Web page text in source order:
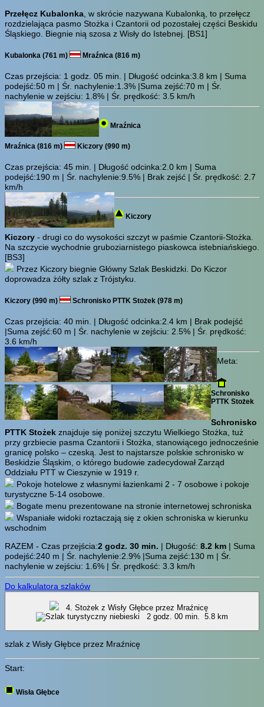
Przełęcz Kubalonka , w skrócie nazywana Kubalonką, to przełęcz
rozdzielająca pasmo Stożka i Czantorii od pozostałej części Beskidu
Śląskiego. Biegnie nią szosa z Wisły do Istebnej. [BS1]
Kubalonka (761 m) Mraźnica (816 m)
Czas przejścia: 1 godz. 05 min.
| Długość odcinka:3.8 km | Suma
podejść:50 m | Śr. nachylenie:1.3% |Suma zejść:70 m | Śr.
nachylenie w zejściu: 1.8% | Śr. prędkość: 3.5 km/h
Mraźnica
Mraźnica (816 m) Kiczory (990 m)
Czas przejścia: 45 min.
| Długość odcinka:2.0 km | Suma
podejść:190 m | Śr. nachylenie:9.5% | Brak zejść | Śr. prędkość: 2.7
km/h
Kiczory
Kiczory - drugi co do wysokości szczyt w paśmie Czantorii-Stożka.
Na szczycie wychodnie gruboziarnistego piaskowca istebniańskiego.
[BS3]
Przez Kiczory biegnie Główny Szlak Beskidzki. Do Kiczor
doprowadza żółty szlak z Trójstyku.
Kiczory (990 m) Schronisko PTTK Stożek (978 m)
Czas przejścia: 40 min.
| Długość odcinka:2.4 km | Brak podejść
|Suma zejść:60 m | Śr. nachylenie w zejściu: 2.5% | Śr. prędkość:
3.6 km/h
Meta:
Schronisko
PTTK Stożek
Schronisko
PTTK Stożek znajduje się poniżej szczytu Wielkiego Stożka, tuż
przy grzbiecie pasma Czantorii i Stożka, stanowiącego jednocześnie
granicę polsko – czeską. Jest to najstarsze polskie schronisko w
Beskidzie Śląskim, o którego budowie zadecydował Zarząd
Oddziału PTT w Cieszynie w 1919 r.
Pokoje hotelowe z własnymi łazienkami 2 - 7 osobowe i pokoje
turystyczne 5-14 osobowe.
Bogate menu prezentowane na stronie internetowej schroniska
Wspaniałe widoki roztaczają się z okien schroniska w kierunku
wschodnim
RAZEM - Czas przejścia:2 godz. 30 min. | Długość: 8.2 km | Suma
podejść:240 m | Śr. nachylenie:2.9% |Suma zejść:130 m | Śr.
nachylenie w zejściu: 1.6% | Śr. prędkość: 3.3 km/h
Do kalkulatora szlaków
4. Stożek z Wisły Głębce przez Mraźnicę
2 godz. 00 min.
5.8 km
szlak z Wisły Głębce przez Mraźnicę
Start:
Wisła Głębce